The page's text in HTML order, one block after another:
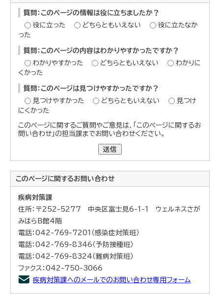
質問：このページの情報は役に立ちましたか？
役に立った
どちらともいえない
役に立たなか
った
質問：このページの内容はわかりやすかったですか？
わかりやすかった
どちらともいえない
わかりに
くかった
質問：このページは見つけやすかったですか？
見つけやすかった
どちらともいえない
見つけ
にくかった
このページに関するご質問やご意見は、「このページに関するお
問い合わせ」の担当課までお問い合わせください。
送信
このページに関するお問い合わせ
疾病対策課
住所：〒252-5277 中央区富士見6-1-1 ウェルネスさが
みはらB館4階
電話：042-769-7201（感染症対策班）
電話：042-769-8346（予防接種班）
電話：042-769-8324（難病対策班）
ファクス：042-750-3066
疾病対策課へのメールでのお問い合わせ専用フォーム